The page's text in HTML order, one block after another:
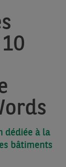
dédiée à la
bâtiments